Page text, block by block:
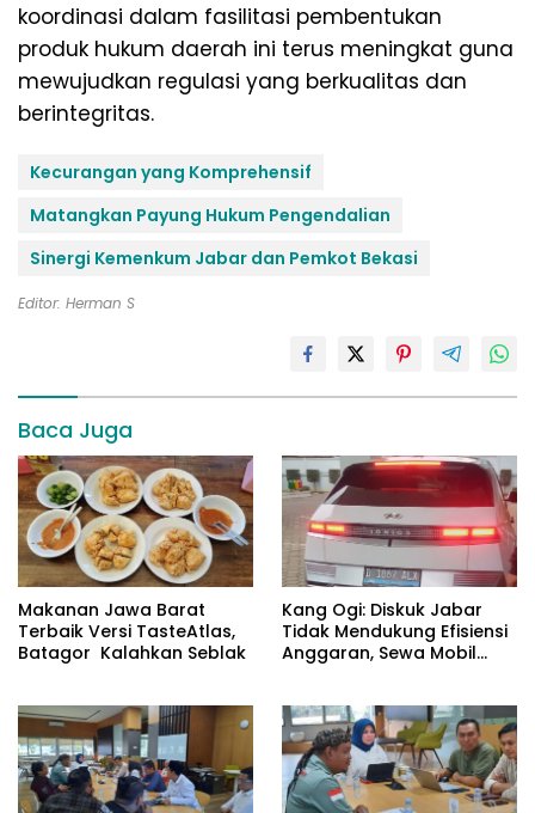
koordinasi dalam fasilitasi pembentukan
produk hukum daerah ini terus meningkat guna
mewujudkan regulasi yang berkualitas dan
berintegritas.
Kecurangan yang Komprehensif
Matangkan Payung Hukum Pengendalian
Sinergi Kemenkum Jabar dan Pemkot Bekasi
Editor: Herman S
Baca Juga
Makanan Jawa Barat
Terbaik Versi TasteAtlas,
Batagor Kalahkan Seblak
Kang Ogi: Diskuk Jabar
Tidak Mendukung Efisiensi
Anggaran, Sewa Mobil